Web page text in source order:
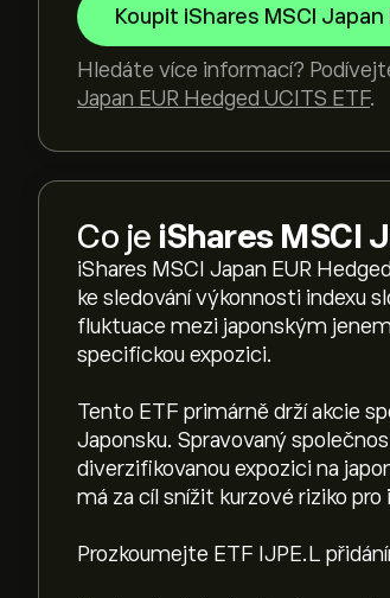
Koupit iShares MSCI Japan
Hledáte více informací?
Japan EUR Hedged UCITS ETF.
Co je iShares MSCI
iShares MSCI Japan EUR
ke sledování výkonnosti indexu
fluktuace mezi japonským
specifickou expozici.
Tento ETF primárně drží akcie
Japonsku. Spravovaný
diverzifikovanou expozici na
má za cíl snížit kurzové riziko
Prozkoumejte ETF IJPE.L